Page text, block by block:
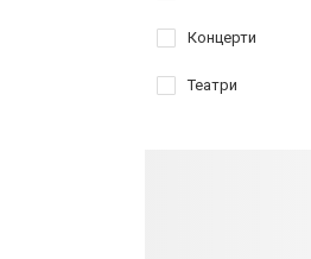
Концерти
Театри